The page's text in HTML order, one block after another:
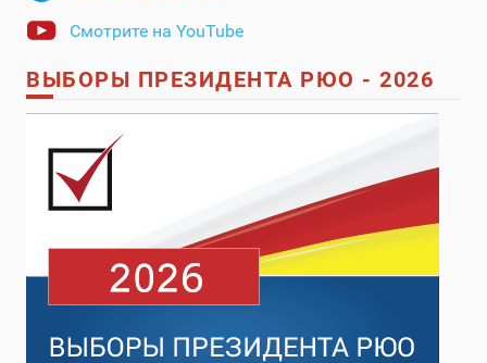
Смотрите на YouTube
ВЫБОРЫ ПРЕЗИДЕНТА РЮО - 2026